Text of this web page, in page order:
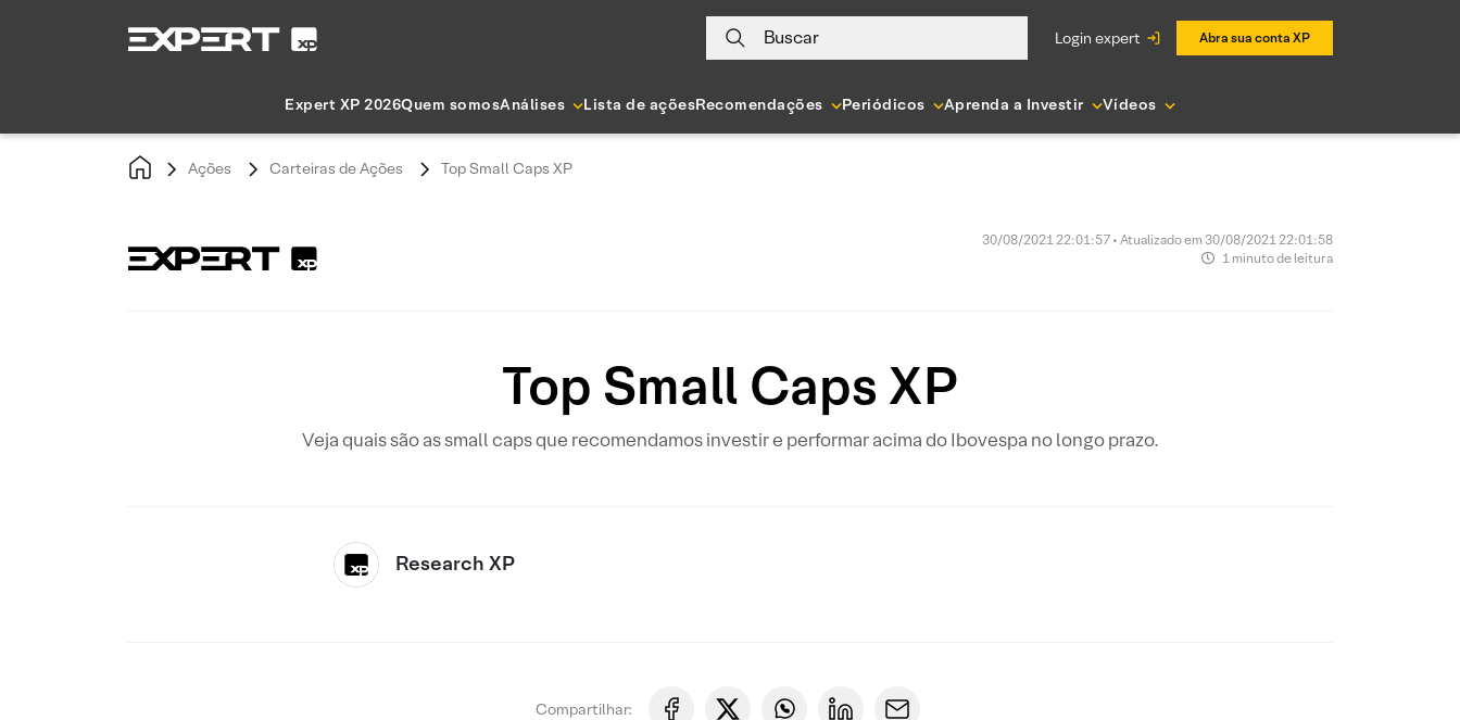
Buscar login expert Abra sua conta XP
Expert XP 2026Quem somosAnálises Lista de açõesRecomendações Periódicos Aprenda a Investir Vídeos
Ações Carteiras de Ações Top Small Caps XP
30/08/2021 22:01:57 • Atualizado em 30/08/2021 22:01:58
1 minuto de leitura
Top Small Caps XP
Veja quais são as small caps que recomendamos investir e performar acima do Ibovespa no longo prazo.
Research XP
Compartilhar: